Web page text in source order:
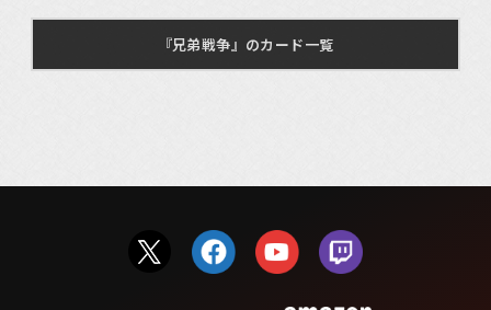
『兄弟戦争』のカード一覧